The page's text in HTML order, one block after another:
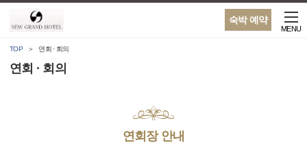
숙박 예약
MENU
TOP 연회 · 회의
연회 · 회의
연회장 안내